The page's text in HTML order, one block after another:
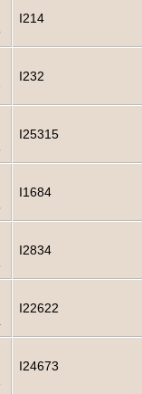
I214
I232
I25315
I1684
I2834
I22622
I24673